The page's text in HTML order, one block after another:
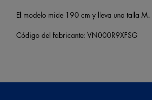
El modelo mide 190 cm y lleva una talla M.
Código del fabricante: VN000R9XFSG